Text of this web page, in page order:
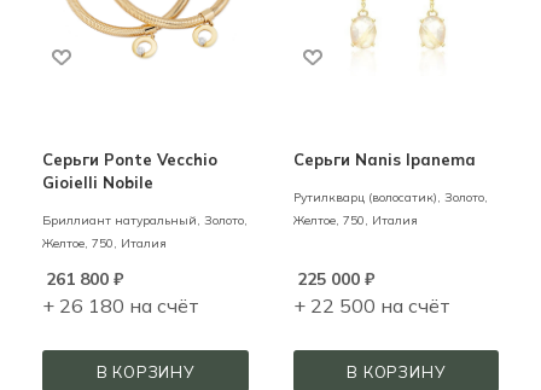
Серьги Ponte Vecchio
Gioielli Nobile
Бриллиант натуральный, Золото,
Желтое, 750, Италия
261 800 ₽
+ 26 180 на счёт
В КОРЗИНУ
Серьги Nanis Ipanema
Рутилкварц (волосатик), Золото,
Желтое, 750, Италия
225 000₽
+ 22 500 на счёт
В КОРЗИНУ